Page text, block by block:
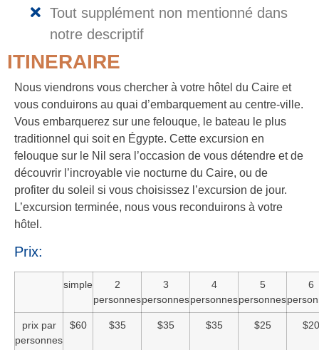
Tout supplément non mentionné dans
notre descriptif
ITINERAIRE
Nous viendrons vous chercher à votre hôtel du Caire et
vous conduirons au quai d’embarquement au centre-ville.
Vous embarquerez sur une felouque, le bateau le plus
traditionnel qui soit en Égypte. Cette excursion en
felouque sur le Nil sera l’occasion de vous détendre et de
découvrir l’incroyable vie nocturne du Caire, ou de
profiter du soleil si vous choisissez l’excursion de jour.
L’excursion terminée, nous vous reconduirons à votre
hôtel.
Prix:
simple
2
personnes
3
personnes
4
personnes
5
personnes
6
prix par
personnes
$60 $35 $35 $35 $25 $20